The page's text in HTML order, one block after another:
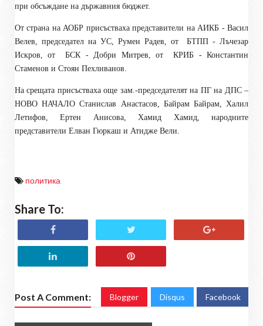
при обсъждане на държавния бюджет.
От страна на АОБР присъстваха представители на АИКБ - Васил
Велев, председател на УС, Румен Радев, от
БТПП - Лъчезар
Искров, от
БСК - Добри Митрев, от
КРИБ - Константин
Стаменов и Стоян Пехливанов.
На срещата присъстваха още зам.-председателят на ПГ на ДПС –
НОВО НАЧАЛО Станислав Анастасов, Байрам Байрам, Халил
Летифов, Ертен Анисова, Хамид Хамид, народните
представители Елван Гюркаш и Атидже Вели.
политика
Share To:
Post A Comment: Blogger Disqus Facebook